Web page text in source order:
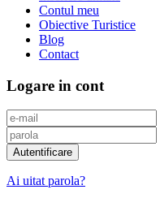
Contul meu
Obiective Turistice
Blog
Contact
Logare in cont
Ai uitat parola?